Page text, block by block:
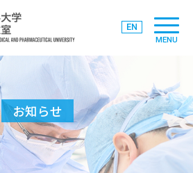
EN
MENU
お知らせ